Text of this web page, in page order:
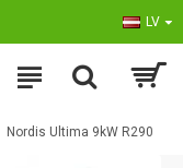
LV
Nordis Ultima 9kW R290